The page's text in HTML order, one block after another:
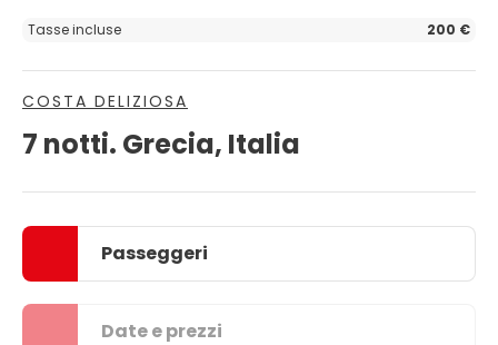
Tasse incluse 200 €
COSTA DELIZIOSA
7 notti. Grecia, Italia
Passeggeri
Date e prezzi